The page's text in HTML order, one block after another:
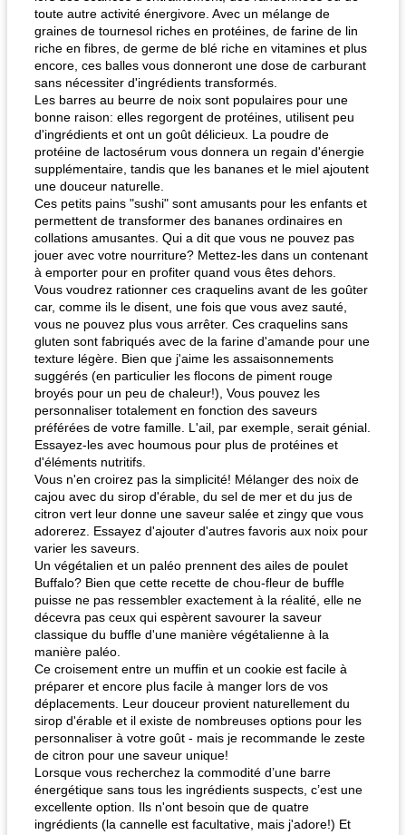
toute autre activité énergivore. Avec un mélange de
graines de tournesol riches en protéines, de farine de lin
riche en fibres, de germe de blé riche en vitamines et plus
encore, ces balles vous donneront une dose de carburant
sans nécessiter d'ingrédients transformés.
Les barres au beurre de noix sont populaires pour une
bonne raison: elles regorgent de protéines, utilisent peu
d'ingrédients et ont un goût délicieux. La poudre de
protéine de lactosérum vous donnera un regain d'énergie
supplémentaire, tandis que les bananes et le miel ajoutent
une douceur naturelle.
Ces petits pains "sushi" sont amusants pour les enfants et
permettent de transformer des bananes ordinaires en
collations amusantes. Qui a dit que vous ne pouvez pas
jouer avec votre nourriture? Mettez-les dans un contenant
à emporter pour en profiter quand vous êtes dehors.
Vous voudrez rationner ces craquelins avant de les goûter
car, comme ils le disent, une fois que vous avez sauté,
vous ne pouvez plus vous arrêter. Ces craquelins sans
gluten sont fabriqués avec de la farine d'amande pour une
texture légère. Bien que j'aime les assaisonnements
suggérés (en particulier les flocons de piment rouge
broyés pour un peu de chaleur!), Vous pouvez les
personnaliser totalement en fonction des saveurs
préférées de votre famille. L'ail, par exemple, serait génial.
Essayez-les avec houmous pour plus de protéines et
d'éléments nutritifs.
Vous n'en croirez pas la simplicité! Mélanger des noix de
cajou avec du sirop d'érable, du sel de mer et du jus de
citron vert leur donne une saveur salée et zingy que vous
adorerez. Essayez d'ajouter d'autres favoris aux noix pour
varier les saveurs.
Un végétalien et un paléo prennent des ailes de poulet
Buffalo? Bien que cette recette de chou-fleur de buffle
puisse ne pas ressembler exactement à la réalité, elle ne
décevra pas ceux qui espèrent savourer la saveur
classique du buffle d'une manière végétalienne à la
manière paléo.
Ce croisement entre un muffin et un cookie est facile à
préparer et encore plus facile à manger lors de vos
déplacements. Leur douceur provient naturellement du
sirop d'érable et il existe de nombreuses options pour les
personnaliser à votre goût - mais je recommande le zeste
de citron pour une saveur unique!
Lorsque vous recherchez la commodité d’une barre
énergétique sans tous les ingrédients suspects, c’est une
excellente option. Ils n'ont besoin que de quatre
ingrédients (la cannelle est facultative, mais j'adore!) Et